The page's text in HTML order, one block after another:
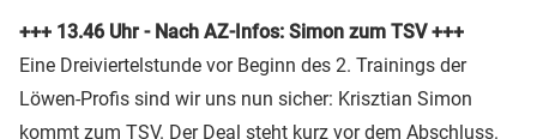
+++ 13.46 Uhr - Nach AZ-Infos: Simon zum TSV +++
Eine Dreiviertelstunde vor Beginn des 2. Trainings der
Löwen-Profis sind wir uns nun sicher: Krisztian Simon
kommt zum TSV. Der Deal steht kurz vor dem Abschluss.